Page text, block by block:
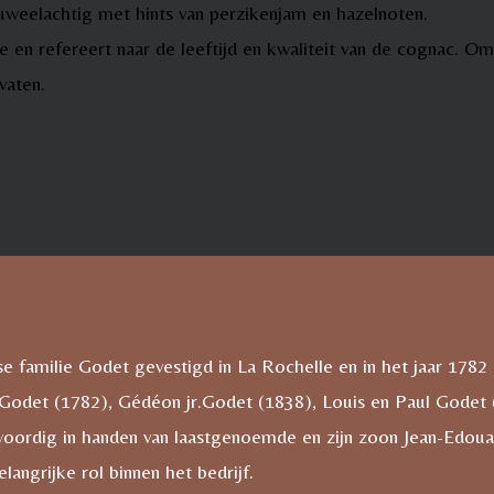
met hints van perzikenjam en hazelnoten.
en refereert naar de leeftijd en kwaliteit van de cognac.
familie Godet gevestigd in La Rochelle en in het jaar
(1782), Gédéon jr.Godet (1838), Louis en Paul Godet
in handen van laastgenoemde en zijn zoon Jean-
rol binnen het bedrijf.